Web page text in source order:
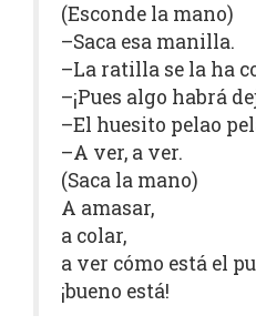
(Esconde la mano)
–Saca esa manilla.
–La ratilla se la ha
–¡Pues algo habrá
–El huesito pelao
–A ver, a ver.
(Saca la mano)
A amasar,
a colar,
a ver cómo está el
¡bueno está!